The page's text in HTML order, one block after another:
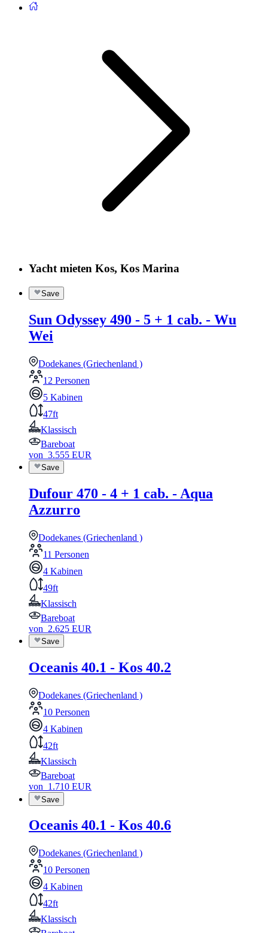
Yacht mieten Kos, Kos Marina
Save
Sun Odyssey 490 - 5 + 1 cab. - Wu
Wei
Dodekanes (Griechenland )
12 Personen
5 Kabinen
47ft
Klassisch
Bareboat
von 3.555 EUR
Save
Dufour 470 - 4 + 1 cab. - Aqua
Azzurro
Dodekanes (Griechenland )
11 Personen
4 Kabinen
49ft
Klassisch
Bareboat
von 2.625 EUR
Save
Oceanis 40.1 - Kos 40.2
Dodekanes (Griechenland )
10 Personen
4 Kabinen
42ft
Klassisch
Bareboat
von 1.710 EUR
Save
Oceanis 40.1 - Kos 40.6
Dodekanes (Griechenland )
10 Personen
4 Kabinen
42ft
Klassisch